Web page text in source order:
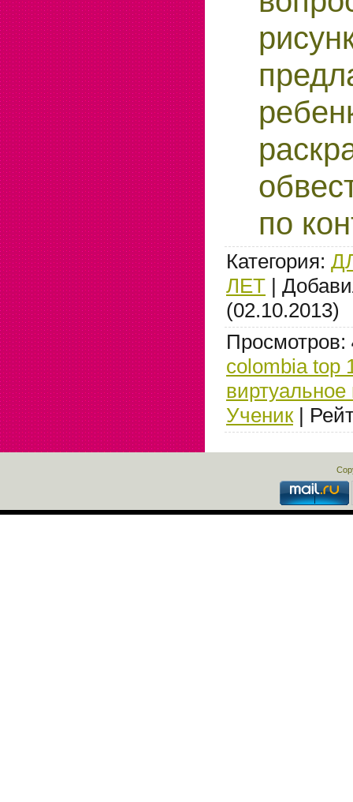
по
Категория:
ЛЕТ |
(02.10.2013)
Просмотров:
colombia top
виртуальное
Ученик|